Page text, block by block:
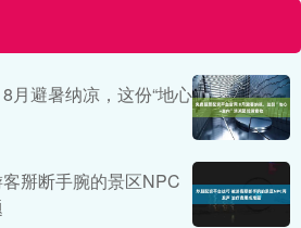
月避暑纳凉，这份“地心
掰断手腕的景区NPC